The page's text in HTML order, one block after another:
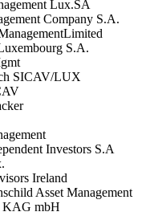
Lux.SA
Company S.A.
S.A.
SICAV/LUX
Investors S.A
Ireland
Asset Management
KAG mbH